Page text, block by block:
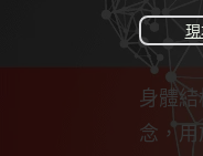
身體
念，